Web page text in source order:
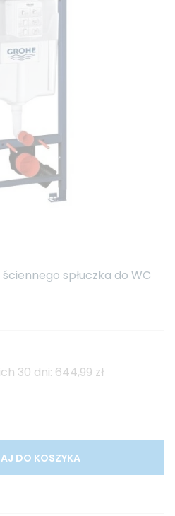
ściennego spłuczka do WC
30 dni: 644,99 zł
DO KOSZYKA